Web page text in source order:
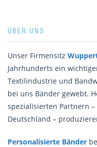
ÜBER UNS
Unser Firmensitz
Jahrhunderts ein
Textilindustrie und
bei uns Bänder gewebt.
spezialisierten Partnern
Deutschland –
Personalisierte Bänder